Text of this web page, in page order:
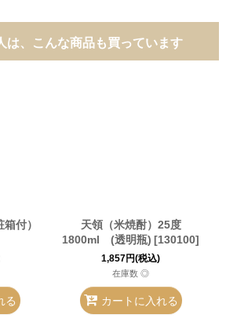
は、こんな商品も買っています
付）
る
天領（米焼酎）25度
1800ml (透明瓶) [130100]
1,857円(税込)
在庫数 ◎
カートに入れる